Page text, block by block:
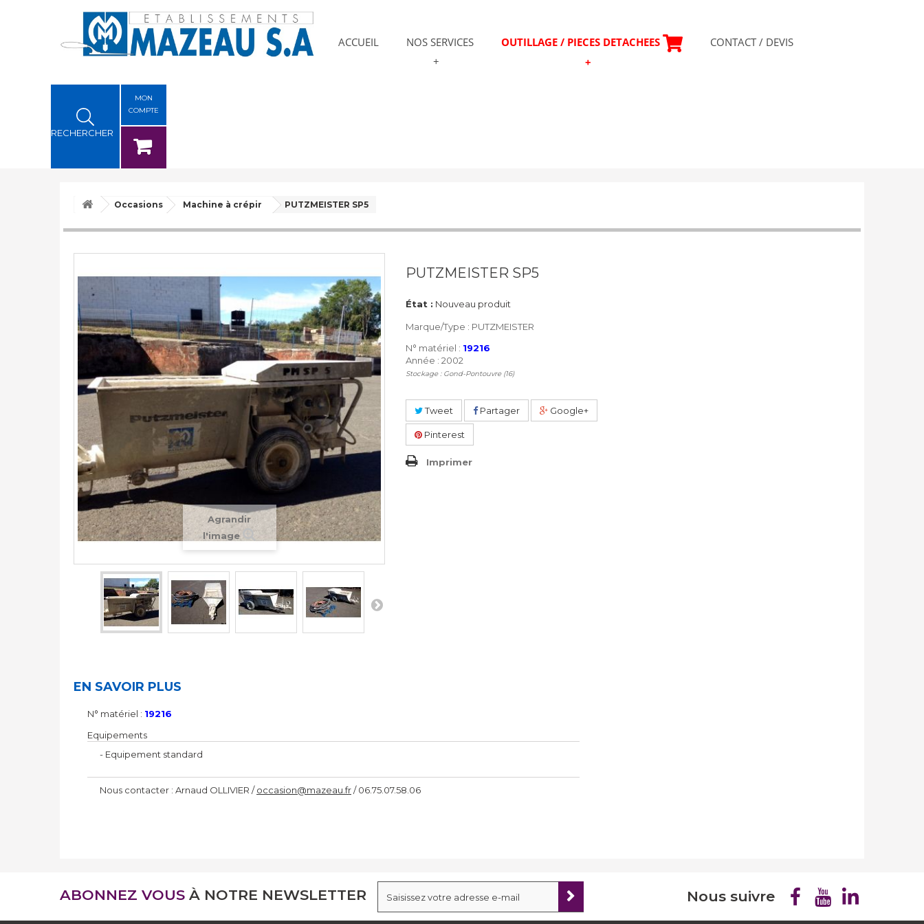
ACCUEIL NOS SERVICES OUTILLAGE / PIECES DETACHEES CONTACT / DEVIS
RECHERCHER
MON
COMPTE
Occasions Machine à crépir PUTZMEISTER SP5
Agrandir
l'image
PUTZMEISTER SP5
État : Nouveau produit
Marque/Type : PUTZMEISTER
N° matériel : 19216
Année : 2002
Stockage : Gond-Pontouvre (16)
Tweet Partager Google+
Pinterest
Imprimer
EN SAVOIR PLUS
N° matériel : 19216
Equipements
- Equipement standard
Nous contacter : Arnaud OLLIVIER /occasion@mazeau.fr/ 06.75.07.58.06
ABONNEZ VOUS À NOTRE NEWSLETTER Nous suivre